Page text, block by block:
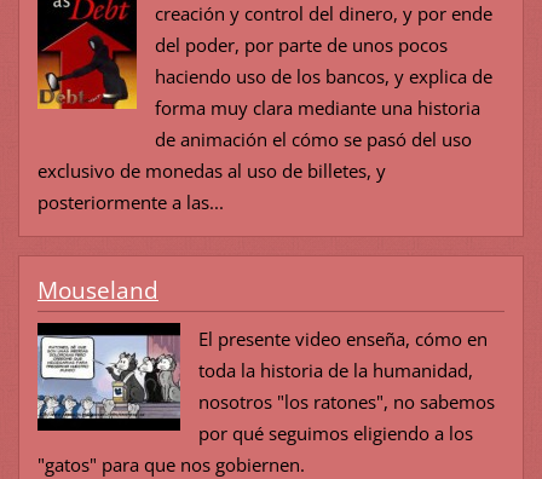
creación y control del dinero, y por ende
del poder, por parte de unos pocos
haciendo uso de los bancos, y explica de
forma muy clara mediante una historia
de animación el cómo se pasó del uso
exclusivo de monedas al uso de billetes, y
posteriormente a las...
Mouseland
El presente video enseña, cómo en
toda la historia de la humanidad,
nosotros "los ratones", no sabemos
por qué seguimos eligiendo a los
"gatos" para que nos gobiernen.